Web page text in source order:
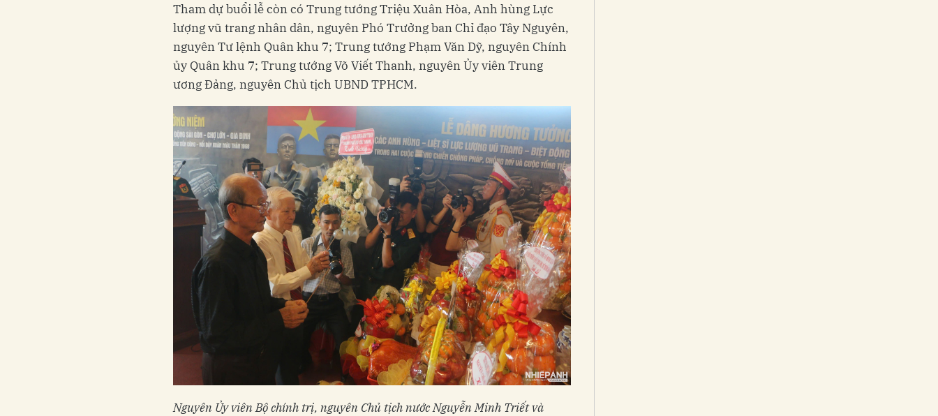
Tham dự buổi lễ còn có Trung tướng Triệu Xuân Hòa, Anh hùng Lực
lượng vũ trang nhân dân, nguyên Phó Trưởng ban Chỉ đạo Tây Nguyên,
nguyên Tư lệnh Quân khu 7; Trung tướng Phạm Văn Dỹ, nguyên Chính
ủy Quân khu 7; Trung tướng Võ Viết Thanh, nguyên Ủy viên Trung
ương Đảng, nguyên Chủ tịch UBND TPHCM.
Nguyên Ủy viên Bộ chính trị, nguyên Chủ tịch nước Nguyễn Minh Triết và